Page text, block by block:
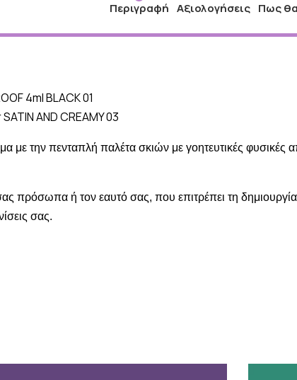
Περιγραφή Αξιολογήσεις Πως
4ml BLACK 01
AND CREAMY 03
με την πενταπλή παλέτα σκιών με γοητευτικές
πρόσωπα ή τον εαυτό σας, που επιτρέπει τη
σας.